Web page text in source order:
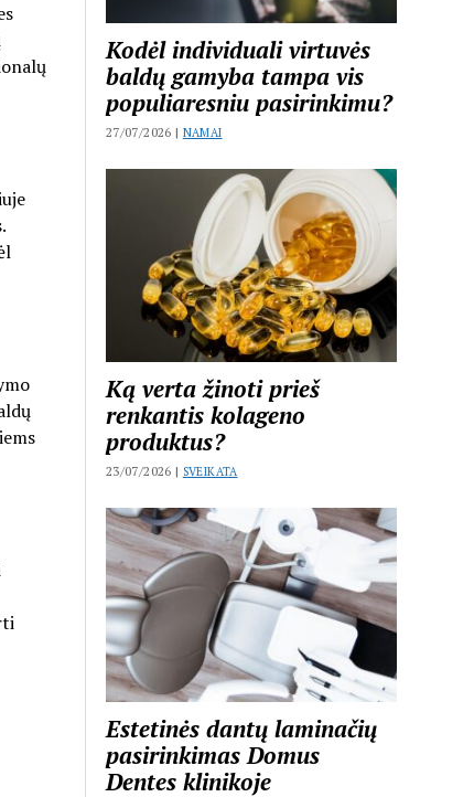
Kodėl individuali virtuvės
baldų gamyba tampa vis
populiaresniu pasirinkimu?
27/07/2026 | NAMAI
Ką verta žinoti prieš
renkantis kolageno
produktus?
23/07/2026 | SVEIKATA
Estetinės dantų laminačių
pasirinkimas Domus
Dentes klinikoje